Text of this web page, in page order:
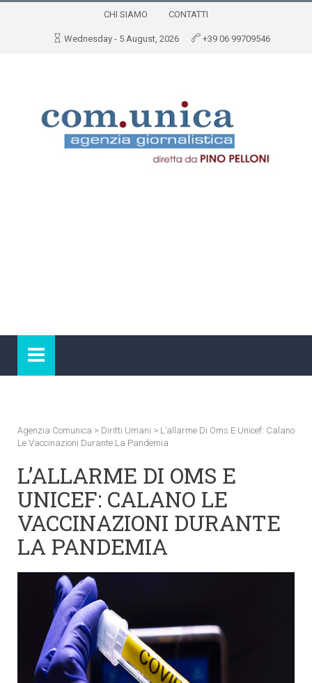
CHI SIAMO CONTATTI
Wednesday - 5 August, 2026 +39 06 99709546
Agenzia Comunica > Diritti Umani > L’allarme Di Oms E Unicef: Calano
Le Vaccinazioni Durante La Pandemia
L’ALLARME DI OMS E
UNICEF: CALANO LE
VACCINAZIONI DURANTE
LA PANDEMIA